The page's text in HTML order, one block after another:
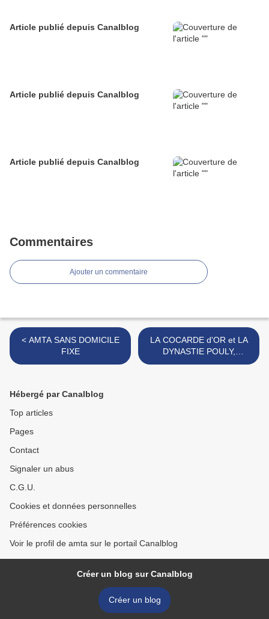
Article publié depuis Canalblog
Article publié depuis Canalblog
Article publié depuis Canalblog
Commentaires
Ajouter un commentaire
< AMTA SANS DOMICILE
FIXE
LA COCARDE d'OR et LA
DYNASTIE POULY,
premières collectes de
Hébergé par Canalblog
Top articles
Pages
Contact
Signaler un abus
C.G.U.
Cookies et données personnelles
Préférences cookies
Voir le profil de amta sur le portail Canalblog
Créer un blog sur Canalblog
Créer un blog